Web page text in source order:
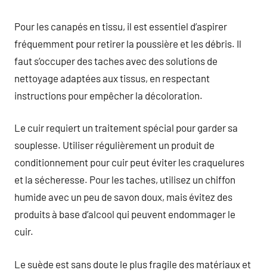
Pour les canapés en tissu, il est essentiel d’aspirer
fréquemment pour retirer la poussière et les débris. Il
faut s’occuper des taches avec des solutions de
nettoyage adaptées aux tissus, en respectant
instructions pour empêcher la décoloration.
Le cuir requiert un traitement spécial pour garder sa
souplesse. Utiliser régulièrement un produit de
conditionnement pour cuir peut éviter les craquelures
et la sécheresse. Pour les taches, utilisez un chiffon
humide avec un peu de savon doux, mais évitez des
produits à base d’alcool qui peuvent endommager le
cuir.
Le suède est sans doute le plus fragile des matériaux et